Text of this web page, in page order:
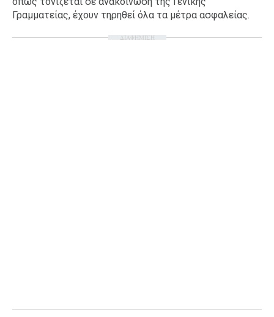
Σχέσεις
Γραμματείας, έχουν τηρηθεί όλα τα μέτρα ασφαλείας.
ΔΙΑΦΗΜΙΣΗ